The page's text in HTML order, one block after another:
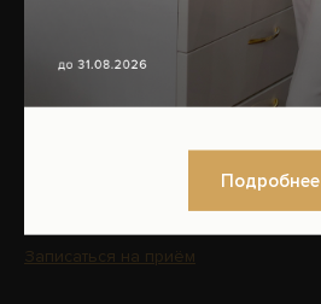
пластических операций
Трихология
Записаться на приём
Подробнее